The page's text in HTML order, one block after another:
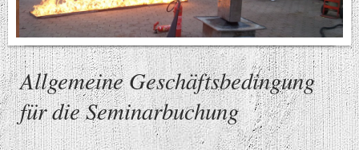
Allgemeine Geschäftsbedingung
für die Seminarbuchung